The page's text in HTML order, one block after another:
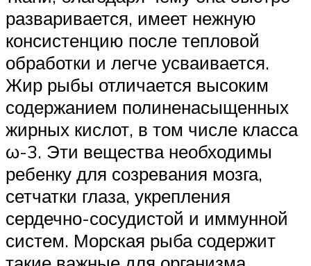
разваривается, имеет нежную
консистенцию после тепловой
обработки и легче усваивается.
Жир рыбы отличается высоким
содержанием полиненасыщенных
жирных кислот, в том числе класса
ω-3. Эти вещества необходимы
ребенку для созревания мозга,
сетчатки глаза, укрепления
сердечно-сосудистой и иммунной
систем. Морская рыба содержит